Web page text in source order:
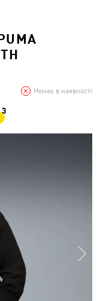
Немає в наявності